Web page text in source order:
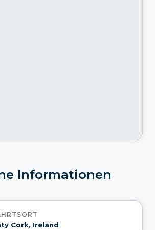
Informationen
Cork, Ireland